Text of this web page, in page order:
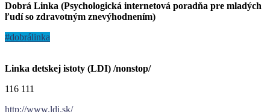
Dobrá Linka (Psychologická internetová poradňa pre mladých
ľudí so zdravotným znevýhodnením)
#dobrálinka
Linka detskej istoty (LDI) /nonstop/
116 111
http://www.ldi.sk/